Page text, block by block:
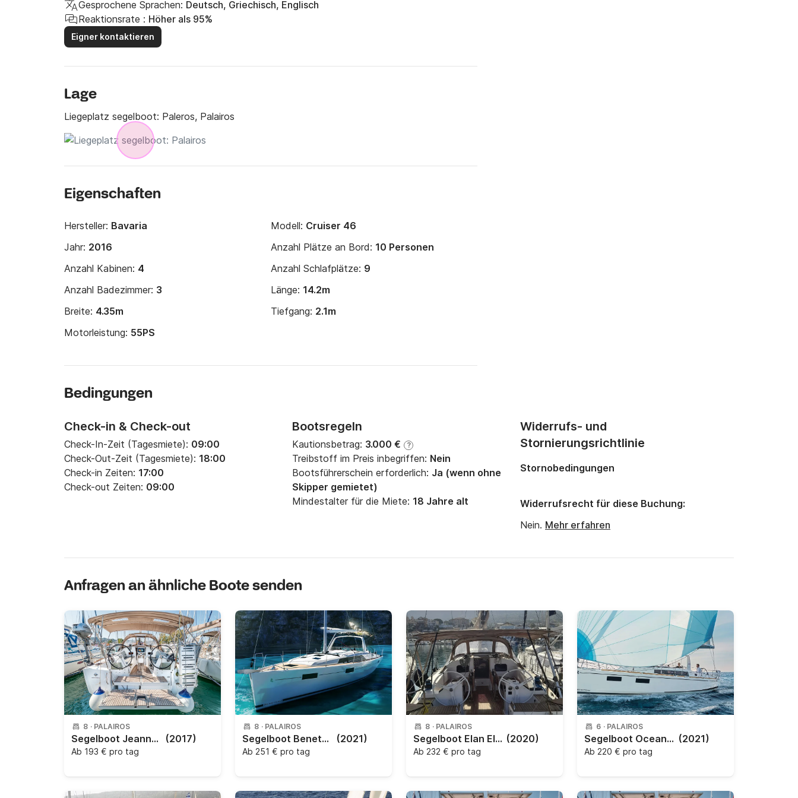
Wartung/Reparaturen
Festmacherleinen
Transfer
Dock-Tankdienst
Gesprochene Sprachen: Deutsch, Griechisch, Englisch
Reaktionsrate : Höher als 95%
Eigner kontaktieren
Lage
Liegeplatz segelboot: Paleros, Palairos
Eigenschaften
Hersteller: Bavaria Modell: Cruiser 46
Jahr: 2016 Anzahl Plätze an Bord: 10 Personen
Anzahl Kabinen: 4 Anzahl Schlafplätze: 9
Anzahl Badezimmer: 3 Länge: 14.2m
Breite: 4.35m Tiefgang: 2.1m
Motorleistung: 55PS
Bedingungen
Check-in & Check-out
Check-In-Zeit (Tagesmiete): 09:00
Check-Out-Zeit (Tagesmiete): 18:00
Check-in Zeiten: 17:00
Check-out Zeiten: 09:00
Bootsregeln
Kautionsbetrag: 3.000 € ?
Treibstoff im Preis inbegriffen: Nein
Bootsführerschein erforderlich: Ja (wenn ohne
Skipper gemietet)
Mindestalter für die Miete: 18 Jahre alt
Widerrufs- und
Stornierungsrichtlinie
Stornobedingungen
Widerrufsrecht für diese Buchung:
Nein. Mehr erfahren
Anfragen an ähnliche Boote senden
8 · PALAIROS
Segelboot Jeanneau Sun Odyssey 349 - 3 cab. 10m (2017)
Ab 193 € pro tag
8 · PALAIROS
Segelboot Beneteau Oceanis 40.1 12.87m (2021)
Ab 251 € pro tag
8 · PALAIROS
Segelboot Elan Elan 45 Impression 13.85m (2020)
Ab 232 € pro tag
6 · PALAIROS
Segelboot Oceanis 38.1 11m (2021)
Ab 220 € pro tag